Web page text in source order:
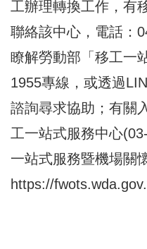
工辦理轉換工作，有
聯絡該中心，電話：
瞭解勞動部「移工一
1955專線，或透過
諮詢尋求協助；有關
工一站式服務中心
一站式服務暨機場關
https://